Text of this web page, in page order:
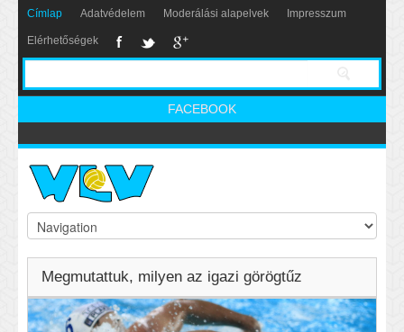
Címlap Adatvédelem Moderálási alapelvek Impresszum
Elérhetőségek
FACEBOOK
Megmutattuk, milyen az igazi görögtűz